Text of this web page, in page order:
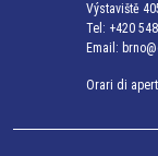
Výstaviště
Tel: +420
Email:
Orari di